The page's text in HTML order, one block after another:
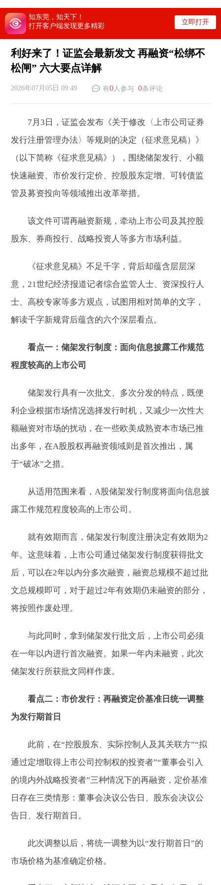
知东莞，知天下！
打开客户端发现更多精彩
立即打开
利好来了！证监会最新发文 再融资“松绑不
松闸” 六大要点详解
2026年07月05日 09:49 有0人参与0条评论
7月3日，证监会发布《关于修改〈上市公司证券
发行注册管理办法〉等规则的决定（征求意见稿）》
（以下简称《征求意见稿》），围绕储架发行、小额
快速融资、市价发行定价、控股股东定增、可转债监
管及募资投向等领域推出改革举措。
该文件可谓再融资新规，牵动上市公司及其控股
股东、券商投行、战略投资人等多方市场利益。
《征求意见稿》不足千字，背后却蕴含层层深
意，21世纪经济报道记者综合监管人士、资深投行人
士、高校专家等多方观点，试图用相对简单的文字，
解读千字新规背后蕴含的六个深层看点。
看点一：储架发行制度：面向信息披露工作规范
程度较高的上市公司
储架发行具有一次批文、多次分发的特点，既便
利企业根据市场情况选择发行时机，又减少一次性大
额融资对市场的扰动，在一些欧美成熟资本市场已推
出多年，在A股股权再融资领域则是首次推出，属
于“破冰”之措。
从适用范围来看，A股储架发行制度将面向信息披
露工作规范程度较高的上市公司。
就有效期而言，储架发行制度注册决定有效期为2
年。这意味着，上市公司通过储架发行制度获得批文
后，可以在2年以内分多次融资，融资总规模不超过批
文总规模即可，对于超过2年有效期仍未融资的部分，
将按照作废处理。
与此同时，拿到储架发行批文后，上市公司必须
在一年以内进行首次融资。如果一年内未融资，此次
储架发行所获批文同样作废。
看点二：市价发行：再融资定价基准日统一调整
为发行期首日
此前，在“控股股东、实际控制人及其关联方”“拟
通过定增取得上市公司控制权的投资者”“董事会引入
的境内外战略投资者”三种情况下的再融资，定价基准
日存在三类情形：董事会决议公告日、股东会决议公
告日、发行期首日。
此次调整以后，将统一调整为以“发行期首日”的
市场价格为基准确定价格。